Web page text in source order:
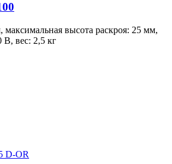
высота раскроя: 25 мм,
В, вес: 2,5 кг